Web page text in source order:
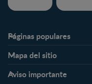
Páginas populares
Expertos en Nutrición
Preguntas Frecuentes
Mapa del sitio
Preconcepción
Aviso importante